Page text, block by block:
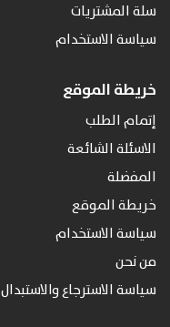
سلة المشتريات
سياسة الاستخدام
خريطة الموقع
إتمام الطلب
الاسئلة الشائعة
المفضلة
خريطة الموقع
سياسة الاستخدام
من نحن
سياسة الاسترجاع والاستبدال